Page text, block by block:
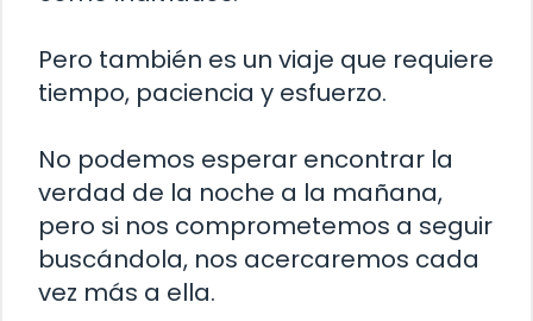
Pero también es un viaje que requiere
tiempo, paciencia y esfuerzo.
No podemos esperar encontrar la
verdad de la noche a la mañana,
pero si nos comprometemos a seguir
buscándola, nos acercaremos cada
vez más a ella.